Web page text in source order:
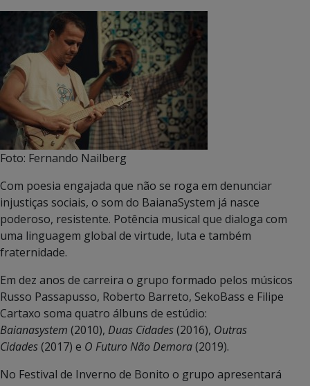
Foto: Fernando Nailberg
Com poesia engajada que não se roga em denunciar
injustiças sociais, o som do BaianaSystem já nasce
poderoso, resistente. Potência musical que dialoga com
uma linguagem global de virtude, luta e também
fraternidade.
Em dez anos de carreira o grupo formado pelos músicos
Russo Passapusso, Roberto Barreto, SekoBass e Filipe
Cartaxo soma quatro álbuns de estúdio:
Baianasystem (2010), Duas Cidades(2016), Outras
Cidades(2017) e O Futuro Não Demora(2019).
No Festival de Inverno de Bonito o grupo apresentará